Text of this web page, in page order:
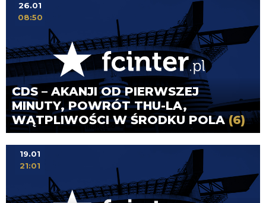
CDS – AKANJI OD PIERWSZEJ
MINUTY, POWRÓT THU-LA,
WĄTPLIWOŚCI W ŚRODKU POLA(6)
26.01
08:50
19.01
21:01